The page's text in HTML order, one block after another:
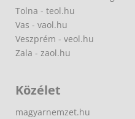
Tolna - teol.hu
Vas - vaol.hu
Veszprém - veol.hu
Zala - zaol.hu
Közélet
magyarnemzet.hu